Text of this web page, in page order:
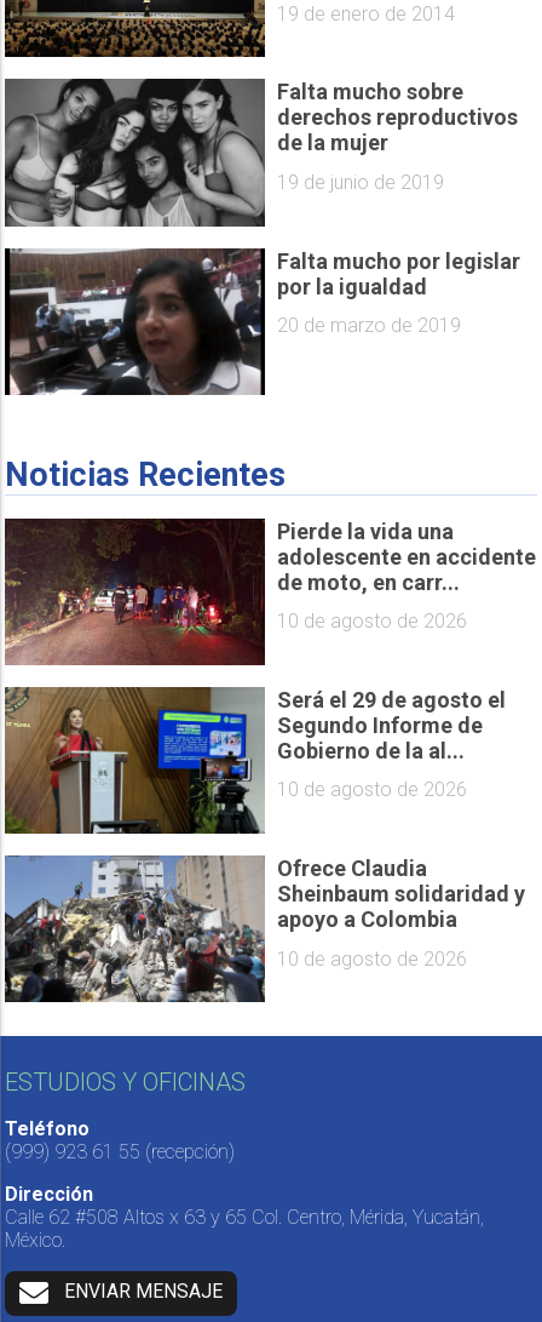
19 de enero de 2014
Falta mucho sobre
derechos reproductivos
de la mujer
19 de junio de 2019
Falta mucho por legislar
por la igualdad
20 de marzo de 2019
Noticias Recientes
Pierde la vida una
adolescente en accidente
de moto, en carr...
10 de agosto de 2026
Será el 29 de agosto el
Segundo Informe de
Gobierno de la al...
10 de agosto de 2026
Ofrece Claudia
Sheinbaum solidaridad y
apoyo a Colombia
10 de agosto de 2026
ESTUDIOS Y OFICINAS
Teléfono
(999) 923 61 55 (recepción)
Dirección
Calle 62 #508 Altos x 63 y 65 Col. Centro, Mérida, Yucatán,
México.
ENVIAR MENSAJE